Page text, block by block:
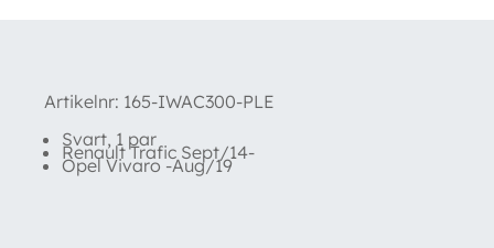
Artikelnr: 165-IWAC300-PLE
Svart, 1 par
Renault Trafic Sept/14-
Opel Vivaro -Aug/19